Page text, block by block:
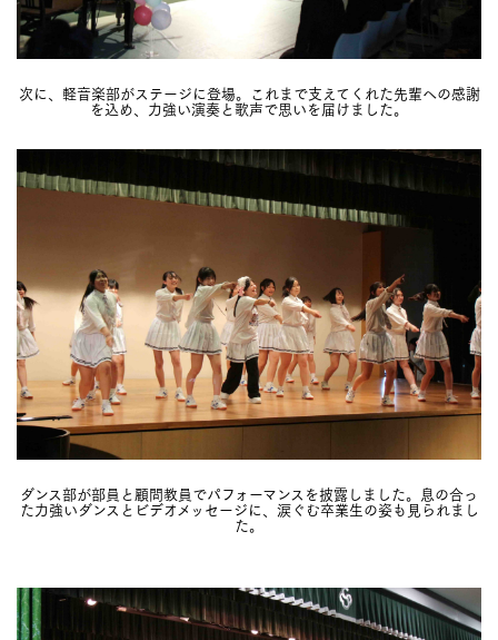
次に、軽音楽部がステージに登場。これまで支えてくれた先輩への感謝
を込め、力強い演奏と歌声で思いを届けました。
ダンス部が部員と顧問教員でパフォーマンスを披露しました。息の合っ
た力強いダンスとビデオメッセージに、涙ぐむ卒業生の姿も見られまし
た。